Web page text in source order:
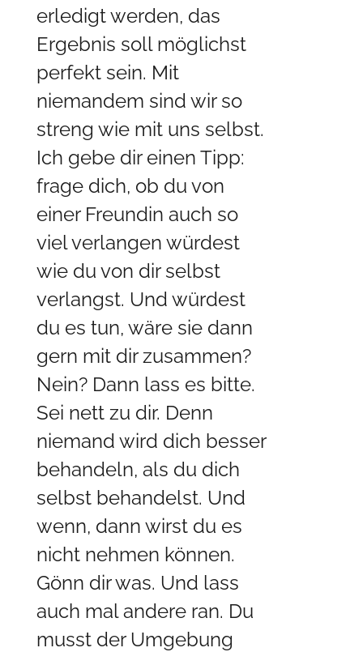
erledigt werden, das
Ergebnis soll möglichst
perfekt sein. Mit
niemandem sind wir so
streng wie mit uns selbst.
Ich gebe dir einen Tipp:
frage dich, ob du von
einer Freundin auch so
viel verlangen würdest
wie du von dir selbst
verlangst. Und würdest
du es tun, wäre sie dann
gern mit dir zusammen?
Nein? Dann lass es bitte.
Sei nett zu dir. Denn
niemand wird dich besser
behandeln, als du dich
selbst behandelst. Und
wenn, dann wirst du es
nicht nehmen können.
Gönn dir was. Und lass
auch mal andere ran. Du
musst der Umgebung